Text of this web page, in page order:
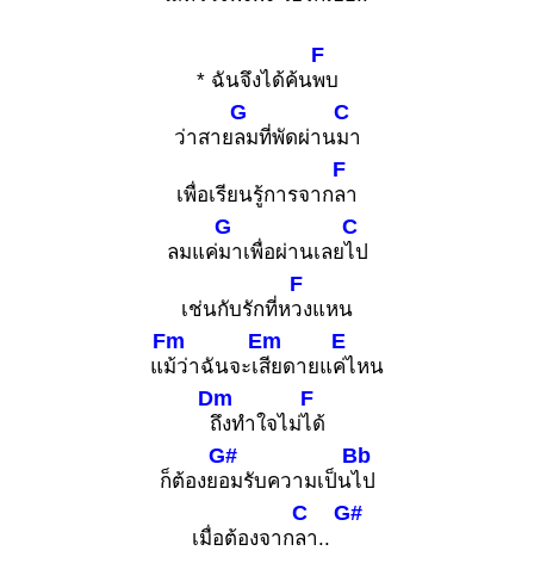
* ฉันจึงได้ค้น
F
พบ
ว่าสาย
G
ลมที่พัดผ่าน
C
มา
เพื่อเรียนรู้การจาก
F
ลา
ลมแค่
G
มาเพื่อผ่านเลย
C
ไป
เช่นกับรักที่ห
F
วงแหน
แ
Fm
ม้ว่าฉันจะเ
Em
สียดายแ
E
ค่ไหน
Dm
ถึงทำใจไม่
F
ได้
ก็ต้องย
G#
อมรับความเป็น
Bb
ไป
เมื่อต้องจาก
C
ลา..
G#